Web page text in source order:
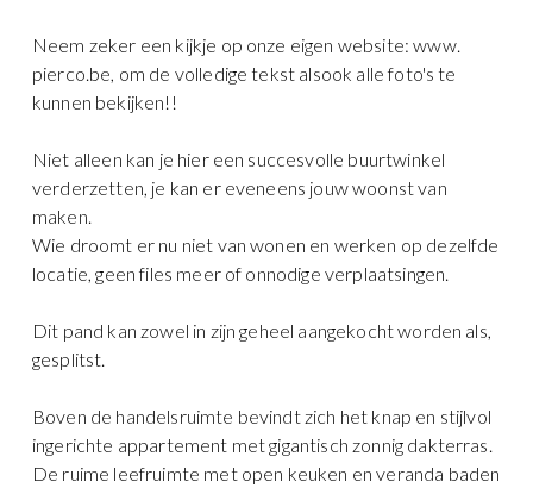
Neem zeker een kijkje op onze eigen website: www.
pierco.be, om de volledige tekst alsook alle foto's te
kunnen bekijken!!
Niet alleen kan je hier een succesvolle buurtwinkel
verderzetten, je kan er eveneens jouw woonst van
maken.
Wie droomt er nu niet van wonen en werken op dezelfde
locatie, geen files meer of onnodige verplaatsingen.
Dit pand kan zowel in zijn geheel aangekocht worden als,
gesplitst.
Boven de handelsruimte bevindt zich het knap en stijlvol
ingerichte appartement met gigantisch zonnig dakterras.
De ruime leefruimte met open keuken en veranda baden